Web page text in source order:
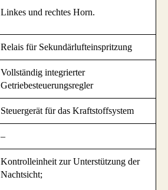
Linkes und rechtes Horn.
Relais für Sekundärlufteinspritzung
Vollständig integrierter
Getriebesteuerungsregler
Steuergerät für das Kraftstoffsystem
–
Kontrolleinheit zur Unterstützung der
Nachtsicht;